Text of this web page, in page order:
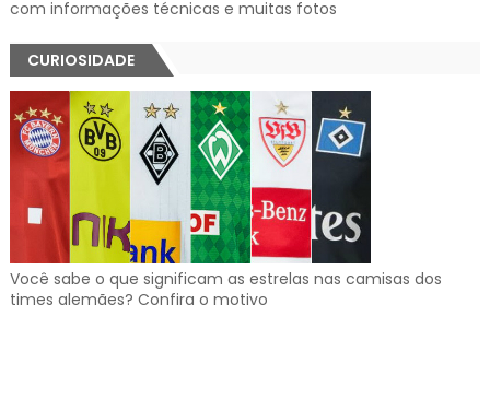
com informações técnicas e muitas fotos
CURIOSIDADE
Você sabe o que significam as estrelas nas camisas dos
times alemães? Confira o motivo